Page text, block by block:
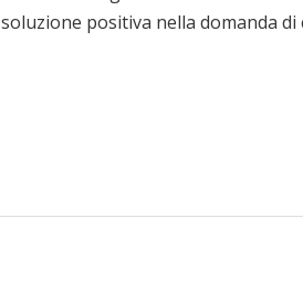
positiva nella domanda di